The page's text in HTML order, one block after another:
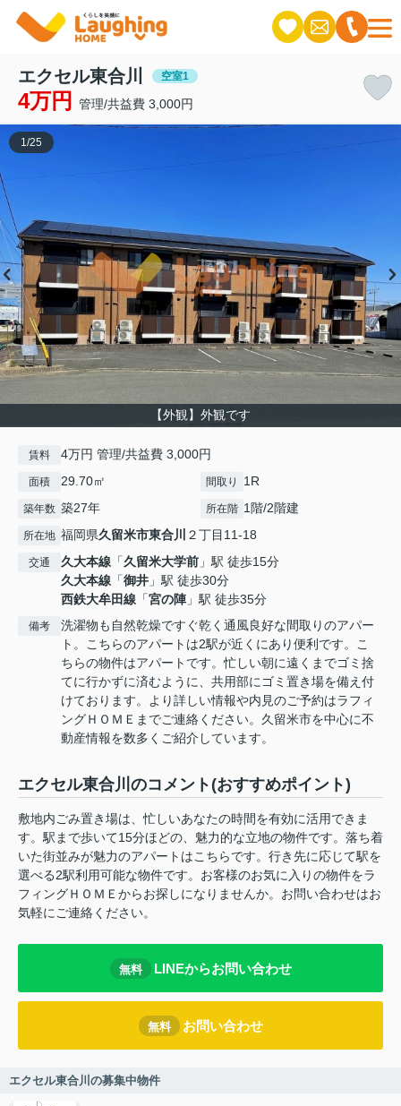
エクセル東合川 空室1
4万円 管理/共益費 3,000円
【外観】外観です
1 /25
賃料 4万円 管理/共益費 3,000円
面積 29.70㎡ 間取り 1R
築年数 築27年 所在階 1階/2階建
所在地 福岡県久留米市東合川 ２丁目11-18
交通 久大本線 「久留米大学前 」駅 徒歩15分
久大本線 「御井 」駅 徒歩30分
西鉄大牟田線 「宮の陣」駅 徒歩35分
備考
洗濯物も自然乾燥ですぐ乾く通風良好な間取りのアパー
ト。こちらのアパートは2駅が近くにあり便利です。こ
ちらの物件はアパートです。忙しい朝に遠くまでゴミ捨
てに行かずに済むように、共用部にゴミ置き場を備え付
けております。より詳しい情報や内見のご予約はラフィ
ングＨＯＭＥまでご連絡ください。久留米市を中心に不
動産情報を数多くご紹介しています。
エクセル東合川のコメント(おすすめポイント)
敷地内ごみ置き場は、忙しいあなたの時間を有効に活用できま
す。駅まで歩いて15分ほどの、魅力的な立地の物件です。落ち着
いた街並みが魅力のアパートはこちらです。行き先に応じて駅を
選べる2駅利用可能な物件です。お客様のお気に入りの物件をラ
フィングＨＯＭＥからお探しになりませんか。お問い合わせはお
気軽にご連絡ください。
無料 LINEからお問い合わせ
無料 お問い合わせ
エクセル東合川の募集中物件